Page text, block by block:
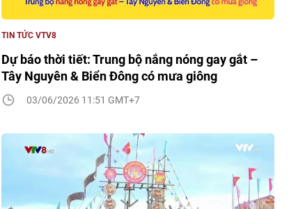
Dự báo thời tiết: Trung bộ nắng nóng gay gắt –
Tây Nguyên & Biển Đông có mưa giông
TIN TỨC VTV8
03/06/2026 11:51 GMT+7